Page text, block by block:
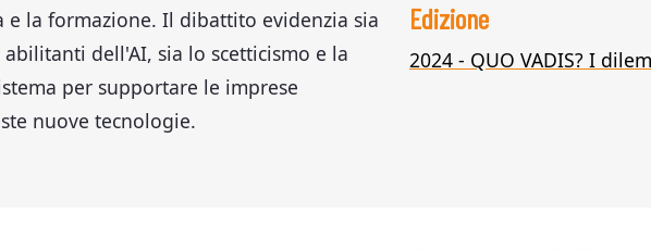
e la formazione. Il dibattito evidenzia sia
dell'AI, sia lo scetticismo e la
per supportare le imprese
nuove tecnologie.
Edizione
2024 - QUO VADIS? I